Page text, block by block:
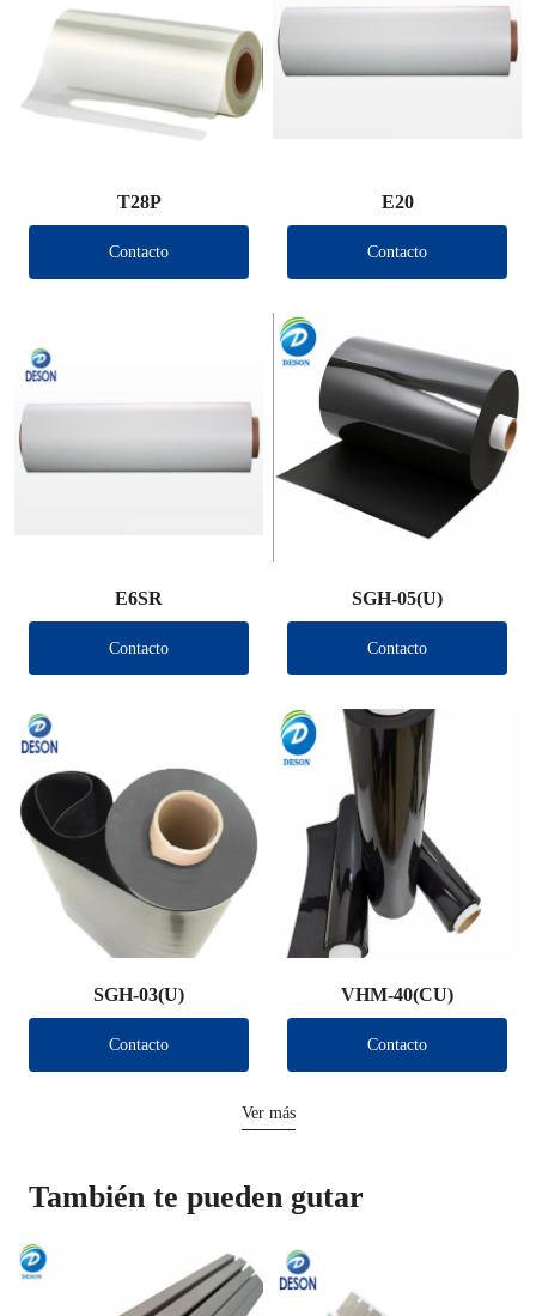
T28P
Contacto
E20
Contacto
E6SR
Contacto
SGH-05(U)
Contacto
SGH-03(U)
Contacto
VHM-40(CU)
Contacto
Ver más
También te pueden gutar